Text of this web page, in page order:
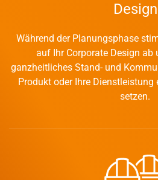
Design
Während der Planungsphase
auf Ihr Corporate Design ab
ganzheitliches Stand- und
Produkt oder Ihre Dienstleistung
setzen.